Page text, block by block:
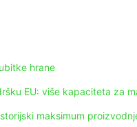
hrane
EU: više kapaciteta za
maksimum